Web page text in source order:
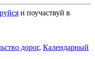
и поучаствуй в
дорог, Календарный